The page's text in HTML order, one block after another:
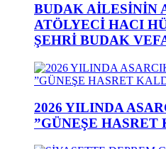
BUDAK AİLESİNİN
ATÖLYECİ HACI
ŞEHRİ BUDAK
2026 YILINDA
”GÜNEŞE HASRET